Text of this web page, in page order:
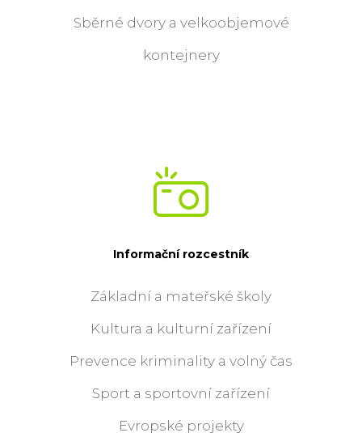
Sběrné dvory a velkoobjemové
kontejnery
Informační rozcestník
Základní a mateřské školy
Kultura a kulturní zařízení
Prevence kriminality a volný čas
Sport a sportovní zařízení
Evropské projekty